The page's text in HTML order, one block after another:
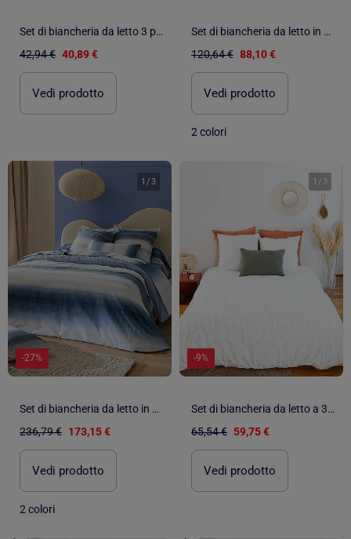
Set di biancheria da letto 3 pezzi in cotone con disegno a rilievo + federe
42,94 € 40,89 €
Vedi prodotto
Set di biancheria da letto in flanella di cotone floreale con federe
120,64 € 88,10 €
Vedi prodotto
2 colori
1 /3
-27%
Set di biancheria da letto in percalle di cotone a righe 3 pezzi, copertina e federe
236,79 € 173,15 €
Vedi prodotto
2 colori
1 / 3
-9%
Set di biancheria da letto a 3 pezzi in cotone trapuntato
65,54 € 59,75 €
Vedi prodotto